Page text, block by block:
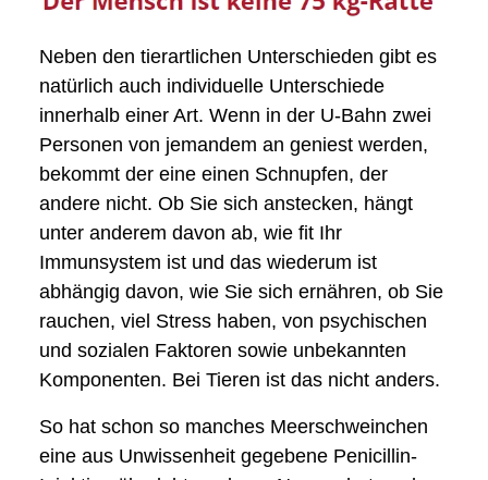
Neben den tierartlichen Unterschieden gibt es
natürlich auch individuelle Unterschiede
innerhalb einer Art. Wenn in der U-Bahn zwei
Personen von jemandem an geniest werden,
bekommt der eine einen Schnupfen, der
andere nicht. Ob Sie sich anstecken, hängt
unter anderem davon ab, wie fit Ihr
Immunsystem ist und das wiederum ist
abhängig davon, wie Sie sich ernähren, ob Sie
rauchen, viel Stress haben, von psychischen
und sozialen Faktoren sowie unbekannten
Komponenten. Bei Tieren ist das nicht anders.
So hat schon so manches Meerschweinchen
eine aus Unwissenheit gegebene Penicillin-